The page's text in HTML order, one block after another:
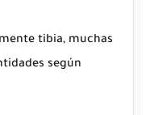
tibia, muchas
según